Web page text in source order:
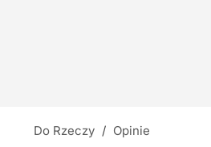
Do Rzeczy / Opinie